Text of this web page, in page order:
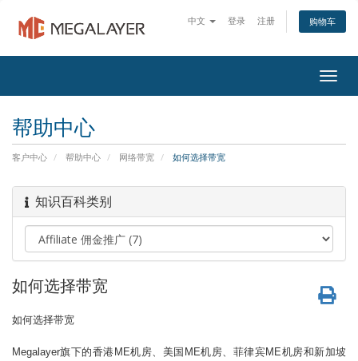
中文 登录 注册 购物车
帮助中心
客户中心 帮助中心 网络带宽 如何选择带宽
知识百科类别
如何选择带宽
如何选择带宽
Megalayer旗下的香港 ME机房、美国 ME机房、菲律宾ME机房和新加坡